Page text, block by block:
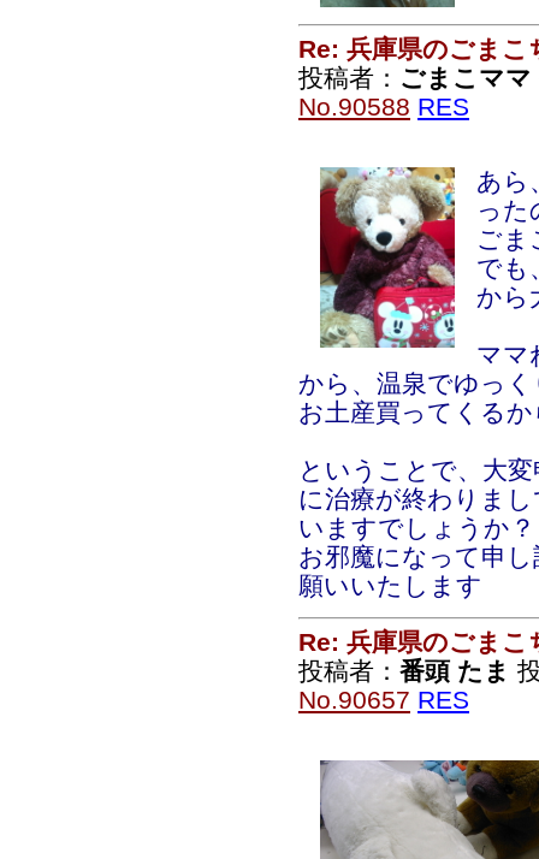
Re: 兵庫県のごまこ
投稿者： ごまこママ
No.90588 RES
あら
った
ごま
でも
から
ママ
から、温泉でゆっ
お土産買ってくる
ということで、大
に治療が終わりま
いますでしょうか？
お邪魔になって申
願いいたします
Re: 兵庫県のごまこ
投稿者： 番頭 たま
No.90657 RES